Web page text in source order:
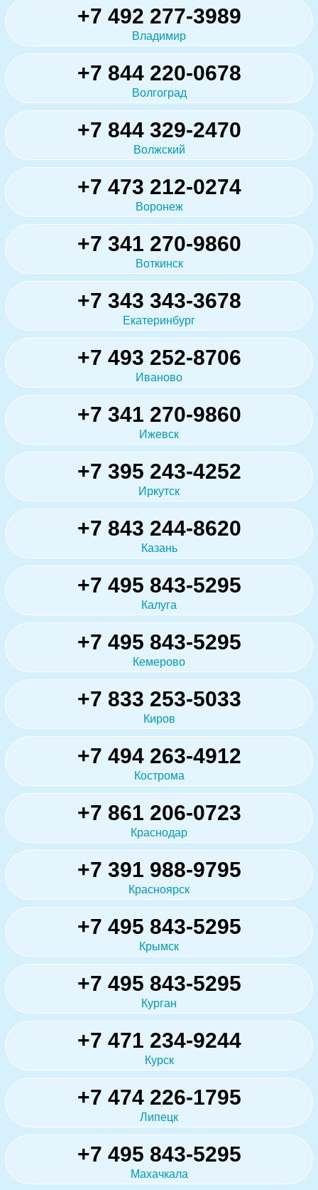
+7 492 277-3989
Владимир
+7 844 220-0678
Волгоград
+7 844 329-2470
Волжский
+7 473 212-0274
Воронеж
+7 341 270-9860
Воткинск
+7 343 343-3678
Екатеринбург
+7 493 252-8706
Иваново
+7 341 270-9860
Ижевск
+7 395 243-4252
Иркутск
+7 843 244-8620
Казань
+7 495 843-5295
Калуга
+7 495 843-5295
Кемерово
+7 833 253-5033
Киров
+7 494 263-4912
Кострома
+7 861 206-0723
Краснодар
+7 391 988-9795
Красноярск
+7 495 843-5295
Крымск
+7 495 843-5295
Курган
+7 471 234-9244
Курск
+7 474 226-1795
Липецк
+7 495 843-5295
Махачкала